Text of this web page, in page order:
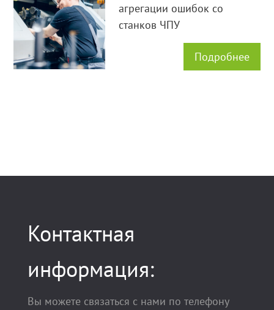
агрегации ошибок со
станков ЧПУ
Подробнее
Контактная
информация:
Вы можете связаться с нами по телефону